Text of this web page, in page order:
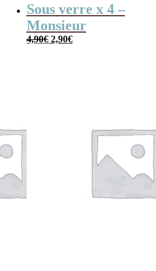
Sous verre x 4 –
Monsieur
4,90€ Le
2,90€Le